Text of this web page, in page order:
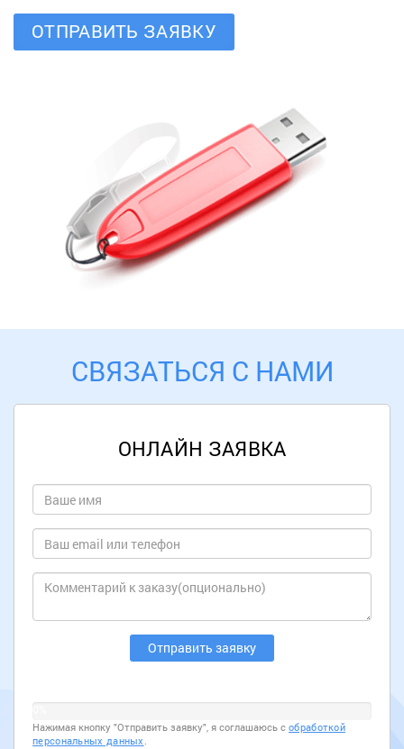
ОТПРАВИТЬ ЗАЯВКУ
СВЯЗАТЬСЯ С НАМИ
ОНЛАЙН ЗАЯВКА
Нажимая кнопку "Отправить заявку", я соглашаюсь с обработкой
персональных данных .